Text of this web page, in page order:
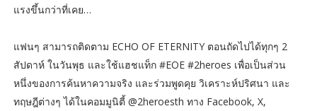
แรงขึ้นกว่าที่เคย…
แฟนๆ สามารถติดตาม ECHO OF ETERNITY ตอนถัดไปได้ทุกๆ 2
สัปดาห์ ในวันพุธ และใช้แฮชแท็ก #EOE #2heroes เพื่อเป็นส่วน
หนึ่งของการค้นหาความจริง และร่วมพูดคุย วิเคราะห์ปริศนา และ
ทฤษฎีต่างๆ ได้ในคอมมูนิตี้ @2heroesth ทาง Facebook, X,